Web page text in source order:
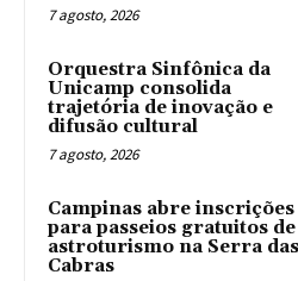
7 agosto, 2026
Orquestra Sinfônica da
Unicamp consolida
trajetória de inovação e
difusão cultural
7 agosto, 2026
Campinas abre inscrições
para passeios gratuitos de
astroturismo na Serra das
Cabras